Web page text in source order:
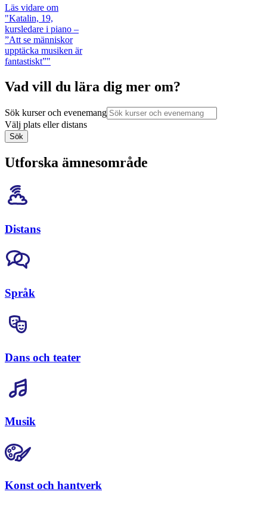
Läs vidare om
"Katalin, 19,
kursledare i piano –
”Att se människor
upptäcka musiken är
fantastiskt”"
Vad vill du lära dig mer om?
Sök kurser och evenemang
Välj plats eller distans
Sök
Utforska ämnesområde
Distans
Språk
Dans och teater
Musik
Konst och hantverk